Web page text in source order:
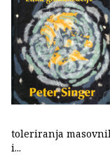
toleriranja
i...